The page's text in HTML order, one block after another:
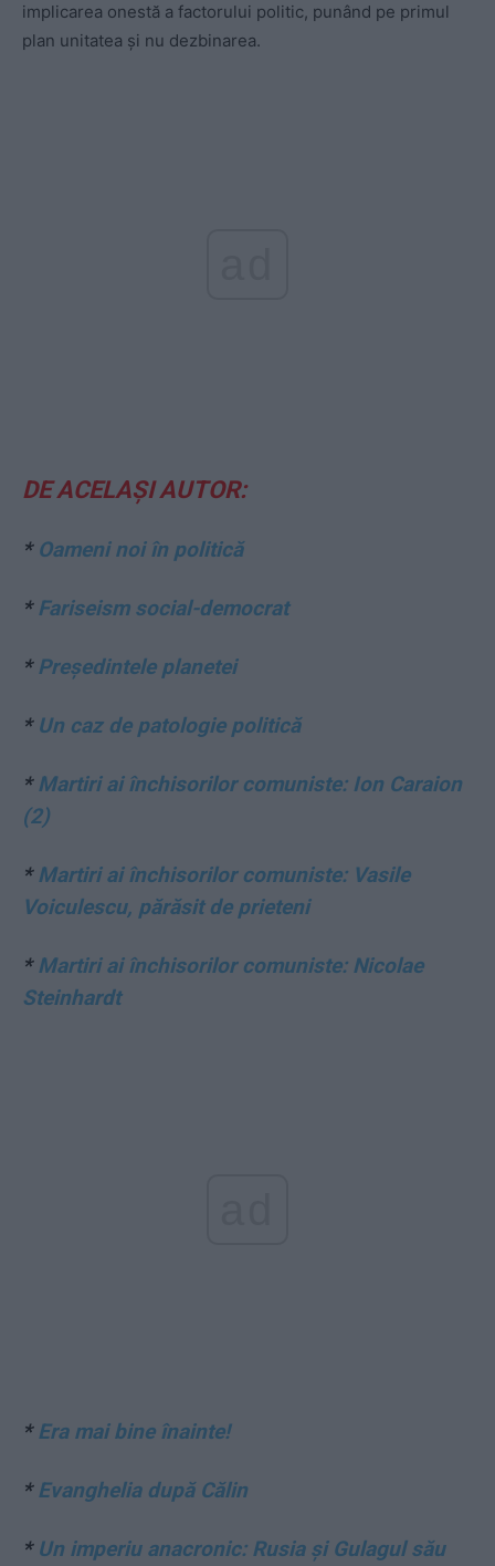
implicarea onestă a factorului politic, punând pe primul
plan unitatea și nu dezbinarea.
DE ACELAȘI AUTOR:
* Oameni noi în politică
*Fariseism social-democrat
*Președintele planetei
* Un caz de patologie politică
*Martiri ai închisorilor comuniste: Ion Caraion
(2)
*Martiri ai închisorilor comuniste: Vasile
Voiculescu, părăsit de prieteni
*Martiri ai închisorilor comuniste: Nicolae
Steinhardt
*Era mai bine înainte!
*Evanghelia după Călin
* Un imperiu anacronic: Rusia și Gulagul său